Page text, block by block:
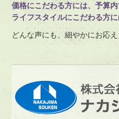
価格にこだわる方には、予算
ライフスタイルにこだわる方
どんな声にも、細やかにお応え